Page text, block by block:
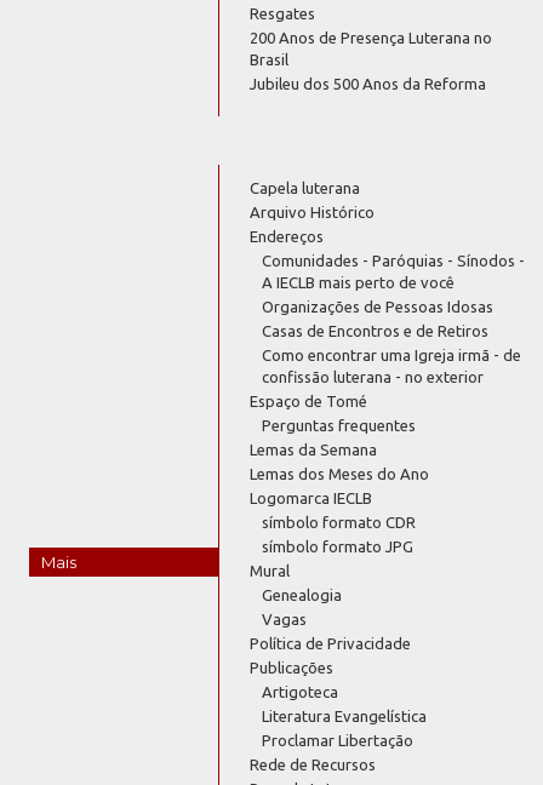
Resgates
200 Anos de Presença Luterana no
Brasil
Jubileu dos 500 Anos da Reforma
Mais
Capela luterana
Arquivo Histórico
Endereços
Comunidades - Paróquias - Sínodos -
A IECLB mais perto de você
Organizações de Pessoas Idosas
Casas de Encontros e de Retiros
Como encontrar uma Igreja irmã - de
confissão luterana - no exterior
Espaço de Tomé
Perguntas frequentes
Lemas da Semana
Lemas dos Meses do Ano
Logomarca IECLB
símbolo formato CDR
símbolo formato JPG
Mural
Genealogia
Vagas
Política de Privacidade
Publicações
Artigoteca
Literatura Evangelística
Proclamar Libertação
Rede de Recursos